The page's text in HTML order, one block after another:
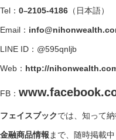
Tel： 0–2105-4186 （日本語）
Email：
LINE ID：@595qnljb
Web： http://
FB：
フェイスブックでは、知って
金融商品情報 まで、随時掲載